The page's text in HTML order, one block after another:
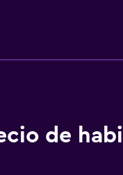
Ben Thanh
de